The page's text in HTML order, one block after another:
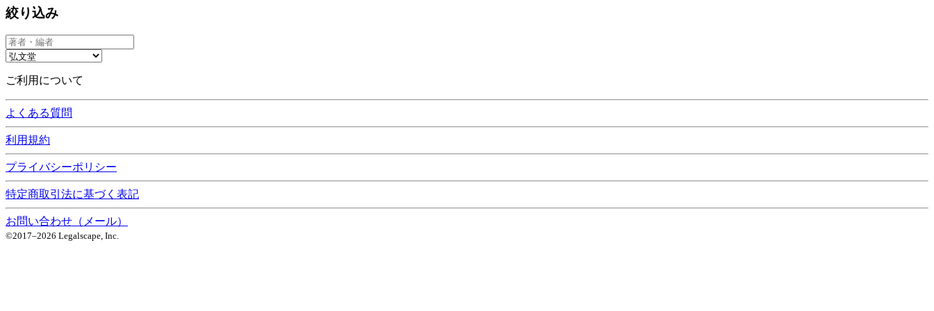
絞り込み
ご利用について
よくある質問
利用規約
プライバシーポリシー
特定商取引法に基づく表記
お問い合わせ（メール）
©2017–2026 Legalscape, Inc.